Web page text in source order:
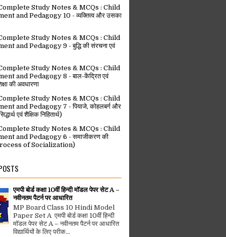
Study Notes & MCQs : Child
and Pedagogy 10 - व्यक्तित्व और उसका
Study Notes & MCQs : Child
and Pedagogy 9 - बुद्धि की संरचना एवं
Study Notes & MCQs : Child
and Pedagogy 8 - बाल-केंद्रित एवं
की अवधारणा
Study Notes & MCQs : Child
and Pedagogy 7 - पियाजे, कोहलबर्ग और
एवं शैक्षिक निहितार्थ)
Study Notes & MCQs : Child
and Pedagogy 6 - समाजीकरण की
of Socialization)
एमपी बोर्ड कक्षा 10वीं हिन्दी मॉडल पेपर सेट A –
नवीनतम पैटर्न पर आधारित
MP Board Class 10 Hindi Model
Paper Set A एमपी बोर्ड कक्षा 10वीं हिन्दी
मॉडल पेपर सेट A – नवीनतम पैटर्न पर आधारित
विद्यार्थियों के लिए परीक...